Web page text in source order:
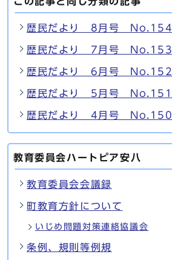
歴民だより 8月号 No.154
歴民だより 7月号 No.153
歴民だより 6月号 No.152
歴民だより 5月号 No.151
歴民だより 4月号 No.150
教育委員会ハートピア安八
教育委員会会議録
町教育方針について
いじめ問題対策連絡協議会
条例、規則等例規